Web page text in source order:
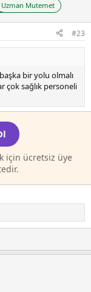
Uzman Mutemet
#23
bir yolu olmalı
çok sağlık personeli
için ücretsiz üye